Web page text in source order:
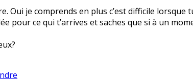
Oui je comprends en plus c’est difficile lorsque
pour ce qui t’arrives et saches que si à un